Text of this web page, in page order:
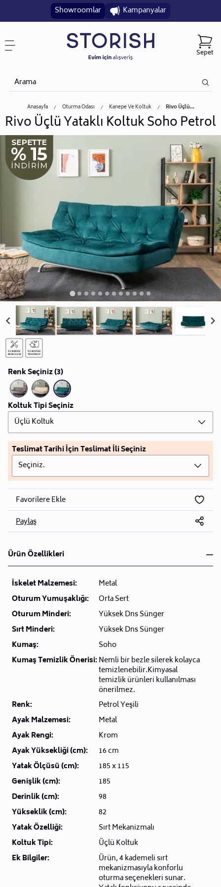
Showroomlar Kampanyalar
Sepet
Anasayfa Oturma Odası Kanepe Ve Koltuk Rivo Üçlü...
Rivo Üçlü Yataklı Koltuk Soho Petrol
Renk Seçiniz (3)
Koltuk Tipi Seçiniz
Üçlü Koltuk
Teslimat Tarihi İçin Teslimat İli Seçiniz
Seçiniz.
Favorilere Ekle
Paylaş
Ürün Özellikleri
İskelet Malzemesi:
Metal
Oturum Yumuşaklığı:
Orta Sert
Oturum Minderi:
Yüksek Dns Sünger
Sırt Minderi:
Yüksek Dns Sünger
Kumaş:
Soho
Kumaş Temizlik Önerisi:Nemli bir bezle silerek kolayca
temizlenebilir.Kimyasal
temizlik ürünleri kullanılması
önerilmez.
Renk:
Petrol Yeşili
Ayak Malzemesi:
Metal
Ayak Rengi:
Krom
Ayak Yüksekliği (cm):
16 cm
Yatak Ölçüsü (cm):
185 x 115
Genişlik (cm):
185
Derinlik (cm):
98
Yükseklik (cm):
82
Yatak Özelliği:
Sırt Mekanizmalı
Koltuk Tipi:
Üçlü Koltuk
Ek Bilgiler:
Ürün, 4 kademeli sırt
mekanizmasıyla konforlu
oturma seçenekleri sunar.